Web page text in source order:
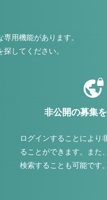
用機能があります。
してください。
非公開の募集
ログインすることにより
ることができます。また
検索することも可能です。